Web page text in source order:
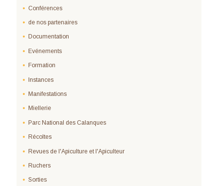
Conférences
de nos partenaires
Documentation
Evénements
Formation
Instances
Manifestations
Miellerie
Parc National des Calanques
Récoltes
Revues de l'Apiculture et l'Apiculteur
Ruchers
Sorties